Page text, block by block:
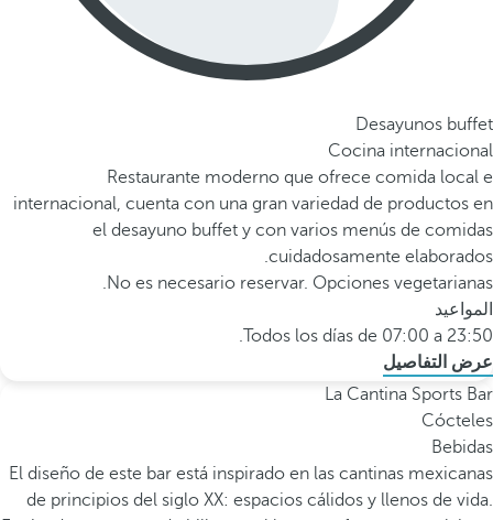
Desayunos buffet
Cocina internacional
Restaurante moderno que ofrece comida local e
internacional, cuenta con una gran variedad de productos en
el desayuno buffet y con varios menús de comidas
cuidadosamente elaborados.
No es necesario reservar. Opciones vegetarianas.
المواعيد
Todos los días de 07:00 a 23:50.
عرض التفاصيل
La Cantina Sports Bar
Cócteles
Bebidas
El diseño de este bar está inspirado en las cantinas mexicanas
de principios del siglo XX: espacios cálidos y llenos de vida.